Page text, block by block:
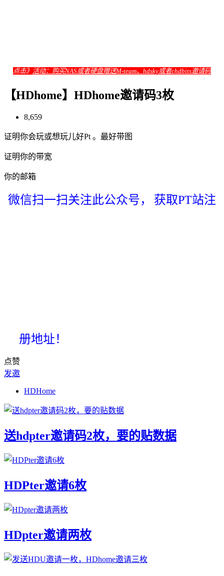
点击》 活动：购买NAS或者硬盘赠送M-team、hdsky或者chdbits邀请码
【HDhome】HDhome邀请码3枚
8,659
证明你会玩或想玩儿好Pt 。最好带图
证明你的带宽
你的邮箱
微信扫一扫关注此公众号， 获取PT站注
册地址！
点赞
发邀
HDHome
送hdpter邀请码2枚，要的贴数据
HDPter邀请6枚
HDpter邀请两枚